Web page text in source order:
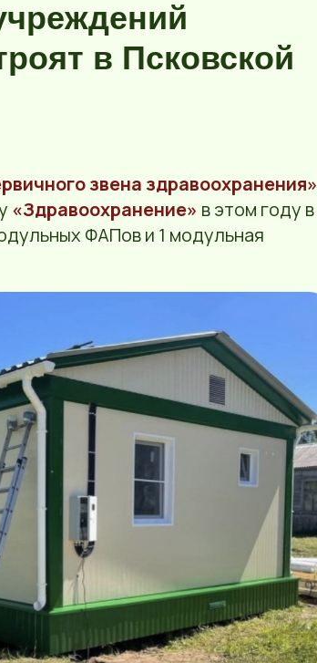
в Псковской
звена здравоохранения»
«Здравоохранение» в этом году в
ФАПов и 1 модульная